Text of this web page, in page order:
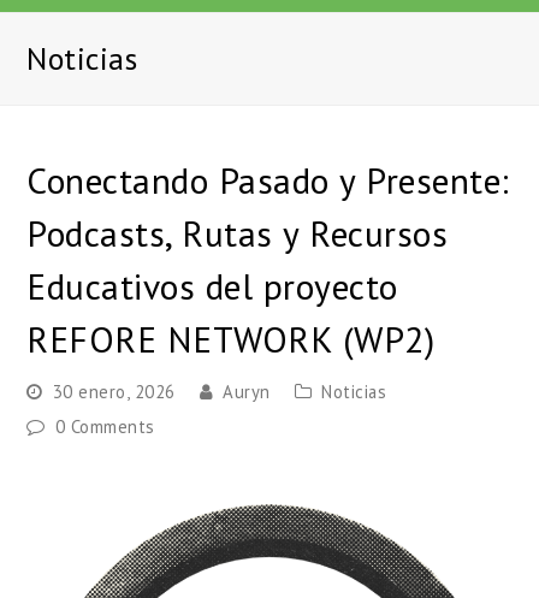
Noticias
Conectando Pasado y Presente:
Podcasts, Rutas y Recursos
Educativos del proyecto
REFORE NETWORK (WP2)
30 enero, 2026 Auryn
Noticias
0 Comments